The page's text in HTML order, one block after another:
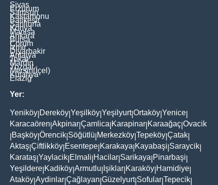
Sivas
Erzurum
Samsun
Kastamonu
Balikesir
Şanliurfa
Konya
Manisa
Ankara
Bursa
Çorum
İzmir
Diyarbakir
Antalya
Tokat
Mardin
Yozgat
Mersin(İçel)
Kütahya
Elaziğ
Yer:
Yeniköy Dereköy Yeşilköy Yeşilyurt|Ortaköy Yenice
Karacaören Akpinar Çamlica Karapinar Karaağaç Ovacik
Başköy Örencik Söğütlü Merkezköy Tepeköy Çatak
Aktaş Çiftlikköy Esentepe Karakaya Kayabaşi Saraycik
Karataş Yaylacik Elmali Hacilar Sarikaya Pinarbaşi
Yeşildere Kadiköy Armutlu Işiklar Karaköy Hamidiye
Ataköy Aydinlar Çağlayan Güzelyurt| Sofular Tepecik